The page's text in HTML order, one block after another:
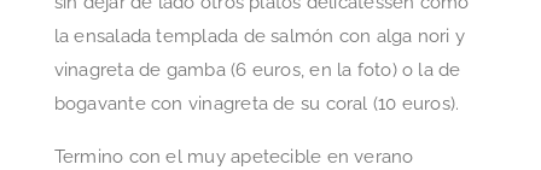
la ensalada templada de salmón con alga nori y
vinagreta de gamba (6 euros, en la foto) o la de
bogavante con vinagreta de su coral (10 euros).
Termino con el muy apetecible en verano